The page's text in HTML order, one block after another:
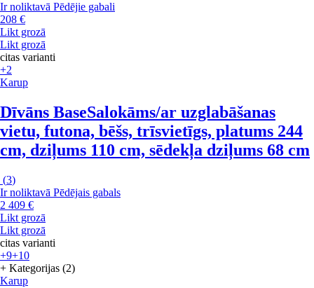
Ir noliktavā Pēdējie gabali
208 €
Likt grozā
Likt grozā
citas varianti
+2
Karup
Dīvāns BaseSalokāms/ar uzglabāšanas
vietu, futona, bēšs, trīsvietīgs, platums 244
cm, dziļums 110 cm, sēdekļa dziļums 68 cm
(3)
Ir noliktavā Pēdējais gabals
2 409 €
Likt grozā
Likt grozā
citas varianti
+9+10
+ Kategorijas (2)
Karup